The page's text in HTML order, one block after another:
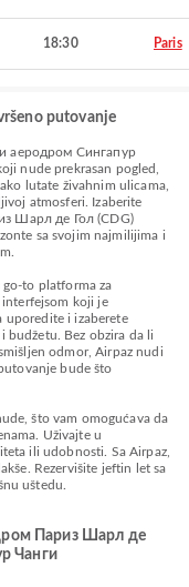
18:30 Paris
putovanje
аеродром Сингапур
nude prekrasan pogled,
lutate živahnim ulicama,
atmosferi. Izaberite
Шарл де Гол (CDG)
sa svojim najmilijima i
go-to platforma za
interfejsom koji je
uporedite i izaberete
budžetu. Bez obzira da li
odmor, Airpaz nudi
bude što
što vam omogućava da
Uživajte u
ili udobnosti. Sa Airpaz,
Rezervišite jeftin let sa
uštedu.
Париз Шарл де
Чанги